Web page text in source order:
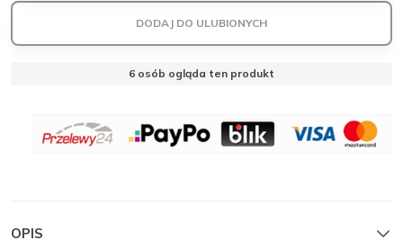
DODAJ DO ULUBIONYCH
6 osób ogląda ten produkt
OPIS